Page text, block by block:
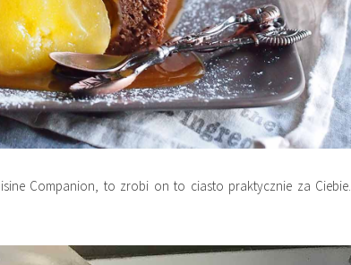
Companion, to zrobi on to ciasto praktycznie za Ciebie.